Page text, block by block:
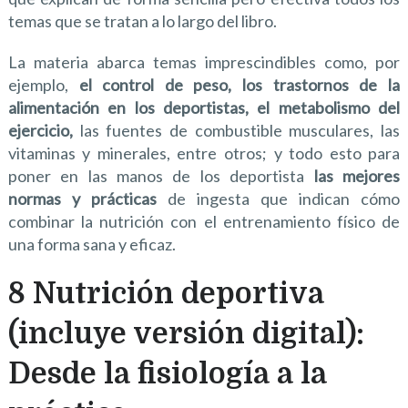
temas que se tratan a lo largo del libro.
La materia abarca temas imprescindibles como, por
ejemplo, el control de peso, los trastornos de la
alimentación en los deportistas, el metabolismo del
ejercicio,las fuentes de combustible musculares, las
vitaminas y minerales, entre otros; y todo esto para
poner en las manos de los deportista las mejores
normas y prácticas de ingesta que indican cómo
combinar la nutrición con el entrenamiento físico de
una forma sana y eficaz.
8 Nutrición deportiva
(incluye versión digital):
Desde la fisiología a la